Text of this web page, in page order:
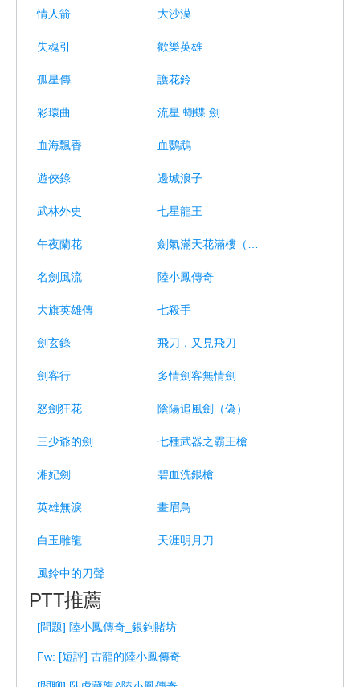
情人箭 大沙漠
失魂引 歡樂英雄
孤星傳 護花鈴
彩環曲 流星.蝴蝶.劍
血海飄香 血鸚鵡
遊俠錄 邊城浪子
武林外史 七星龍王
午夜蘭花
名劍風流 陸小鳳傳奇
大旗英雄傳 七殺手
劍玄錄 飛刀，又見飛刀
劍客行 多情劍客無情劍
怒劍狂花 陰陽追風劍（偽）
三少爺的劍 七種武器之霸王槍
湘妃劍 碧血洗銀槍
英雄無淚 畫眉鳥
白玉雕龍 天涯明月刀
風鈴中的刀聲
PTT推薦
[問題] 陸小鳳傳奇_銀鉤賭坊
Fw: [短評] 古龍的陸小鳳傳奇